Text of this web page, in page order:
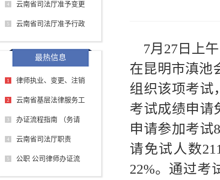
4 云南省司法厅准予变更
5 云南省司法厅准予行政
最热信息
1 律师执业、变更、注销
2 云南省基层法律服务工
3 办证流程指南 （务请
4 云南省司法厅职责
5 公职 公司律师办证流
7月27日上
在昆明市滇池
组织该项考试
考试成绩申请
申请参加考试
请免试人数
22%。通过考